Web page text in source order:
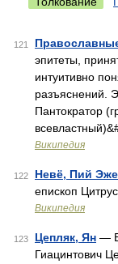
121
эпитеты,
интуитивно
разъяснений.
Пантократор
Википедия
122 Невё, Пий
епископ
Википедия
123 Цепляк, Ян —
Гиацинтович